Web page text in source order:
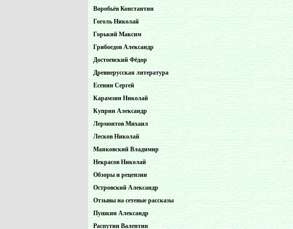
Воробьёв Константин
Гоголь Николай
Горький Максим
Грибоедов Александр
Достоевский Фёдор
Древнерусская литература
Есенин Сергей
Карамзин Николай
Куприн Александр
Лермонтов Михаил
Лесков Николай
Маяковский Владимир
Некрасов Николай
Обзоры и рецензии
Островский Александр
Отзывы на сетевые рассказы
Пушкин Александр
Распутин Валентин